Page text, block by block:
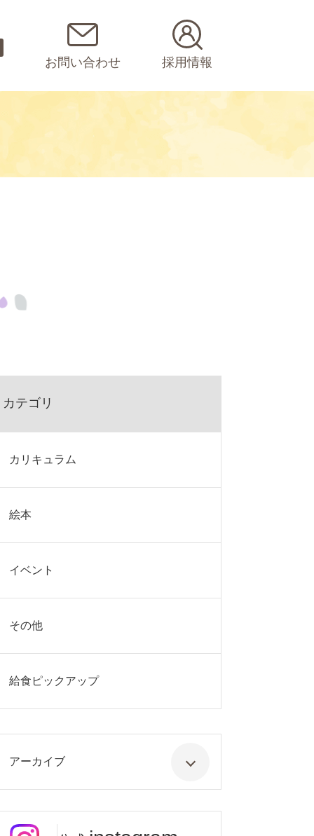
お問い合わせ 採用情報
カテゴリ
カリキュラム
絵本
イベント
その他
給食ピックアップ
アーカイブ